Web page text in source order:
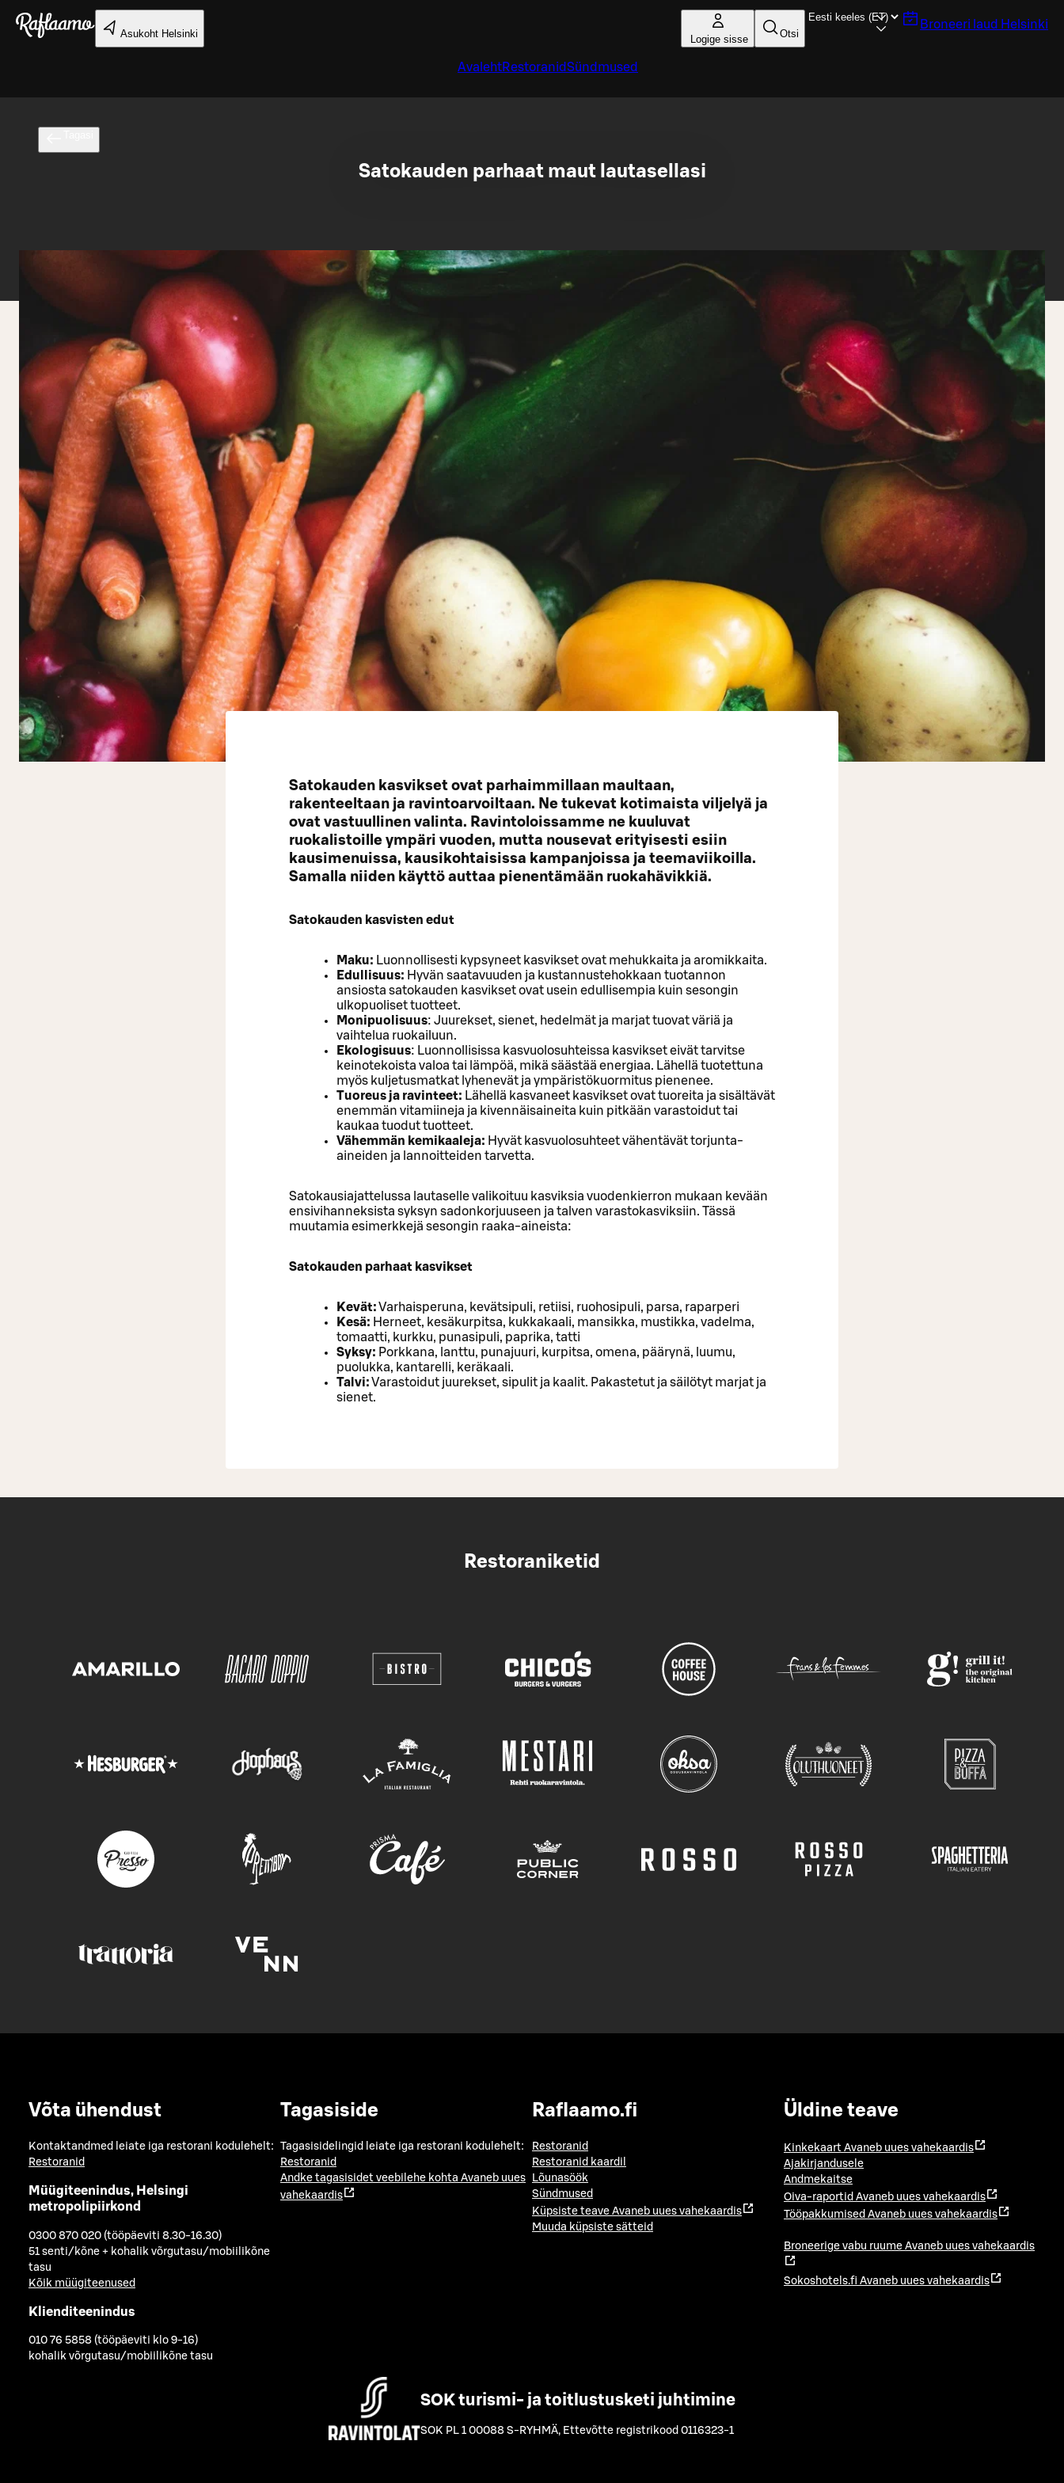
Liigu peamise sisu juurde
Asukoht Helsinki Logige sisse Otsi
Broneeri laud Helsinki
AvalehtRestoranidSündmused
Satokauden parhaat maut lautasellasi
Satokauden kasvikset ovat parhaimmillaan maultaan,
rakenteeltaan ja ravintoarvoiltaan. Ne tukevat kotimaista viljelyä ja
ovat vastuullinen valinta. Ravintoloissamme ne kuuluvat
ruokalistoille ympäri vuoden, mutta nousevat erityisesti esiin
kausimenuissa, kausikohtaisissa kampanjoissa ja teemaviikoilla.
Samalla niiden käyttö auttaa pienentämään ruokahävikkiä.
Satokauden kasvisten edut
Maku: Luonnollisesti kypsyneet kasvikset ovat mehukkaita ja aromikkaita.
Edullisuus: Hyvän saatavuuden ja kustannustehokkaan tuotannon
ansiosta satokauden kasvikset ovat usein edullisempia kuin sesongin
ulkopuoliset tuotteet.
Monipuolisuus: Juurekset, sienet, hedelmät ja marjat tuovat väriä ja
vaihtelua ruokailuun.
Ekologisuus: Luonnollisissa kasvuolosuhteissa kasvikset eivät tarvitse
keinotekoista valoa tai lämpöä, mikä säästää energiaa. Lähellä tuotettuna
myös kuljetusmatkat lyhenevät ja ympäristökuormitus pienenee.
Tuoreus ja ravinteet: Lähellä kasvaneet kasvikset ovat tuoreita ja sisältävät
enemmän vitamiineja ja kivennäisaineita kuin pitkään varastoidut tai
kaukaa tuodut tuotteet.
Vähemmän kemikaaleja: Hyvät kasvuolosuhteet vähentävät torjunta-
aineiden ja lannoitteiden tarvetta.
Satokausiajattelussa lautaselle valikoituu kasviksia vuodenkierron mukaan kevään
ensivihanneksista syksyn sadonkorjuuseen ja talven varastokasviksiin. Tässä
muutamia esimerkkejä sesongin raaka-aineista:
Satokauden parhaat kasvikset
Kevät:Varhaisperuna, kevätsipuli, retiisi, ruohosipuli, parsa, raparperi
Kesä: Herneet, kesäkurpitsa, kukkakaali, mansikka, mustikka, vadelma,
tomaatti, kurkku, punasipuli, paprika, tatti
Syksy: Porkkana, lanttu, punajuuri, kurpitsa, omena, päärynä, luumu,
puolukka, kantarelli, keräkaali.
Talvi:Varastoidut juurekset, sipulit ja kaalit. Pakastetut ja säilötyt marjat ja
sienet.
Restoraniketid
Võta ühendust
Kontaktandmed leiate iga restorani kodulehelt:
Restoranid
Müügiteenindus, Helsingi
metropolipiirkond
0300 870 020 (tööpäeviti 8.30-16.30)
51 senti/kõne + kohalik võrgutasu/mobiilikõne
tasu
Kõik müügiteenused
Klienditeenindus
010 76 5858 (tööpäeviti klo 9-16)
kohalik võrgutasu/mobiilikõne tasu
Tagasiside
Tagasisidelingid leiate iga restorani kodulehelt:
Restoranid
Andke tagasisidet veebilehe kohta Avaneb uues
vahekaardis
Raflaamo.fi
Restoranid
Restoranid kaardil
Lõunasöök
Sündmused
Küpsiste teave Avaneb uues vahekaardis
Muuda küpsiste sätteid
Üldine teave
Kinkekaart Avaneb uues vahekaardis
Ajakirjandusele
Andmekaitse
Oiva-raportid Avaneb uues vahekaardis
Tööpakkumised Avaneb uues vahekaardis
Broneerige vabu ruume Avaneb uues vahekaardis
Sokoshotels.fi Avaneb uues vahekaardis
SOK turismi- ja toitlustusketi juhtimine
SOK PL 1 00088 S-RYHMÄ, Ettevõtte registrikood 0116323-1